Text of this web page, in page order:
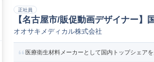
正社員
【名古屋市/販促動画デザイナー
Webデザイナー
オオサキメディカル株式会社
医療衛生材料メーカーとして国内トップシェア